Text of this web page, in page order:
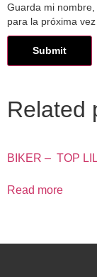
Guarda mi
para la próxima
Related
BIKER – TOP
Read more